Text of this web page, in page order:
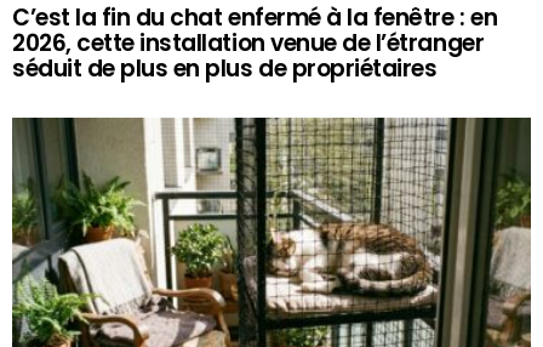
C’est la fin du chat enfermé à la fenêtre : en
2026, cette installation venue de l’étranger
séduit de plus en plus de propriétaires